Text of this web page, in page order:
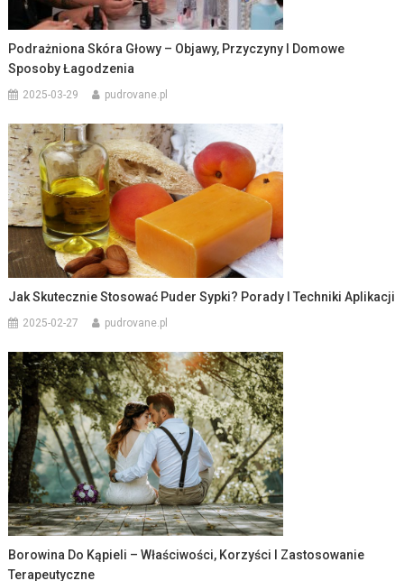
Podrażniona Skóra Głowy – Objawy, Przyczyny I Domowe
Sposoby Łagodzenia
2025-03-29 pudrovane.pl
Jak Skutecznie Stosować Puder Sypki? Porady I Techniki Aplikacji
2025-02-27 pudrovane.pl
Borowina Do Kąpieli – Właściwości, Korzyści I Zastosowanie
Terapeutyczne